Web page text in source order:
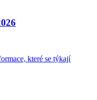
které se týkají